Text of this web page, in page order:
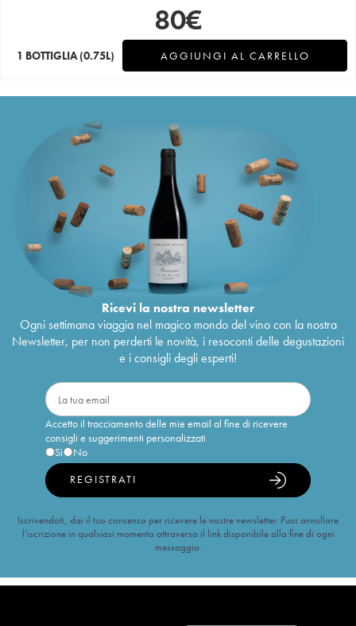
80€
1 BOTTIGLIA (0.75L) AGGIUNGI AL CARRELLO
Ricevi la nostra newsletter
Ogni settimana viaggia nel magico mondo del vino con la nostra
Newsletter, per non perderti le novità, i resoconti delle degustazioni
e i consigli degli esperti!
Accetto il tracciamento delle mie email al fine di ricevere
consigli e suggerimenti personalizzati
Sì
No
REGISTRATI
Iscrivendoti, dai il tuo consenso per ricevere le nostre newsletter. Puoi annullare
l’iscrizione in qualsiasi momento attraverso il link disponibile alla fine di ogni
messaggio.